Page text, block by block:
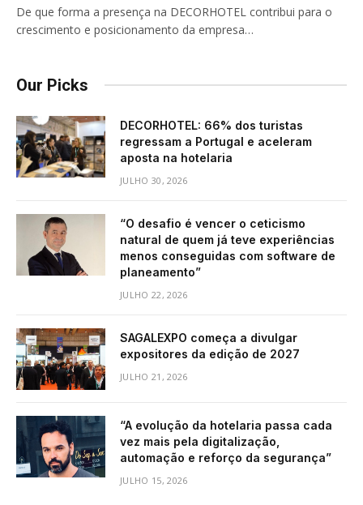
De que forma a presença na DECORHOTEL contribui para o
crescimento e posicionamento da empresa…
Our Picks
DECORHOTEL: 66% dos turistas
regressam a Portugal e aceleram
aposta na hotelaria
JULHO 30, 2026
“O desafio é vencer o ceticismo
natural de quem já teve experiências
menos conseguidas com software de
planeamento”
JULHO 22, 2026
SAGALEXPO começa a divulgar
expositores da edição de 2027
JULHO 21, 2026
“A evolução da hotelaria passa cada
vez mais pela digitalização,
automação e reforço da segurança”
JULHO 15, 2026